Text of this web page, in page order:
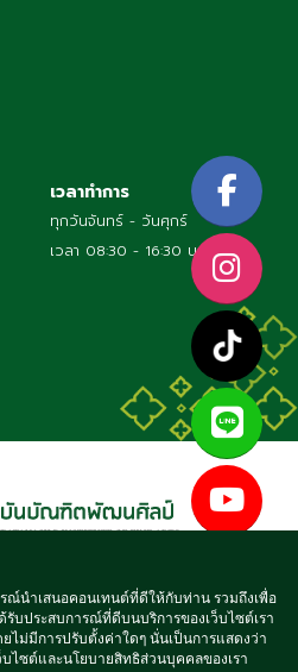
เวลาทำการ
ทุกวันจันทร์ - วันศุกร์
เวลา 08:30 - 16:30 น.
INSTITUTE OF FINE
RESERVED
ณ์นำเสนอคอนเทนต์ที่ดีให้กับท่าน รวมถึงเพื่อ
บประสบการณ์ที่ดีบนบริการของเว็บไซต์เรา
ไม่มีการปรับตั้งค่าใดๆ นั่นเป็นการแสดงว่า
ซต์และนโยบายสิทธิส่วนบุคคลของเรา